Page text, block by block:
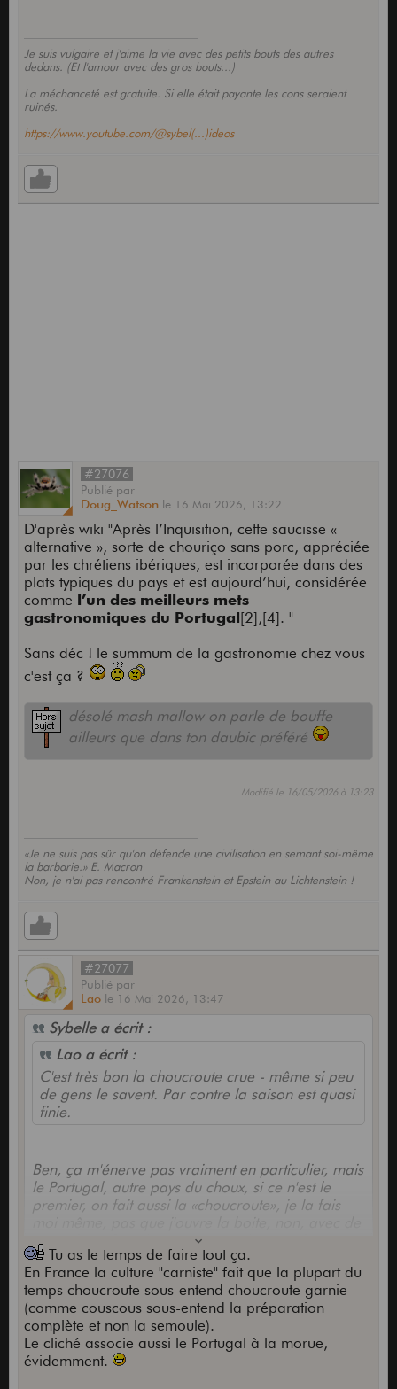
Je suis vulgaire et j'aime la vie avec des petits bouts des autres
dedans. (Et l'amour avec des gros bouts...)
La méchanceté est gratuite. Si elle était payante les cons seraient
ruinés.
https://www.youtube.com/@sybel(...)ideos
#27076
Publié par
Doug_Watson le 16 Mai 2026, 13:22
D'après wiki "Après l’Inquisition, cette saucisse «
alternative », sorte de chouriço sans porc, appréciée
par les chrétiens ibériques, est incorporée dans des
plats typiques du pays et est aujourd’hui, considérée
comme l’un des meilleurs mets
gastronomiques du Portugal[2],[4]. "
Sans déc ! le summum de la gastronomie chez vous
c'est ça ?
désolé mash mallow on parle de bouffe
ailleurs que dans ton daubic préféré
Modifié le 16/05/2026 à 13:23
«Je ne suis pas sûr qu'on défende une civilisation en semant soi-même
la barbarie.» E. Macron
Non, je n'ai pas rencontré Frankenstein et Epstein au Lichtenstein !
#27077
Publié par
Lao le 16 Mai 2026, 13:47
Sybelle a écrit :
Lao a écrit :
C'est très bon la choucroute crue - même si peu
de gens le savent. Par contre la saison est quasi
finie.
Ben, ça m'énerve pas vraiment en particulier, mais
le Portugal, autre pays du choux, si ce n'est le
premier, on fait aussi la «choucroute», je la fais
vrais choux frais (couve-coração) que je fais
fermenter, c'est asses facile à faire, mais la saison
c'est plutôt l'automne, début de l'hiver (novembre-
décembre), justement c'est pratique, y'a pas
beaucoup d'autres légumes en cette période chez
nous (potirons, pomme de terre), et pour la
conservation, au frais dans les jarres de
fermentation, bien compressée, c'est quasiment
Tu as le temps de faire tout ça.
En France la culture "carniste" fait que la plupart du
temps choucroute sous-entend choucroute garnie
(comme couscous sous-entend la préparation
complète et non la semoule).
Le cliché associe aussi le Portugal à la morue,
évidemment.